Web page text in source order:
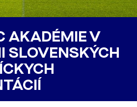
AKADÉMIE V
SLOVENSKÝCH